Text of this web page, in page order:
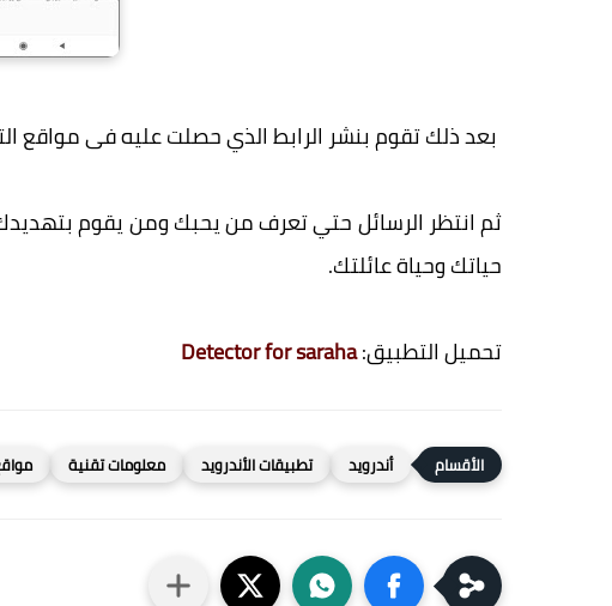
بعد ذلك تقوم بنشر الرابط الذي حصلت عليه فى مواقع
ثم انتظر الرسائل حتي تعرف من يحبك ومن يقوم
حياتك وحياة عائلتك.
تحميل التطبيق:Detector for saraha
أندرويد تطبيقات الأندرويد معلومات تقنية